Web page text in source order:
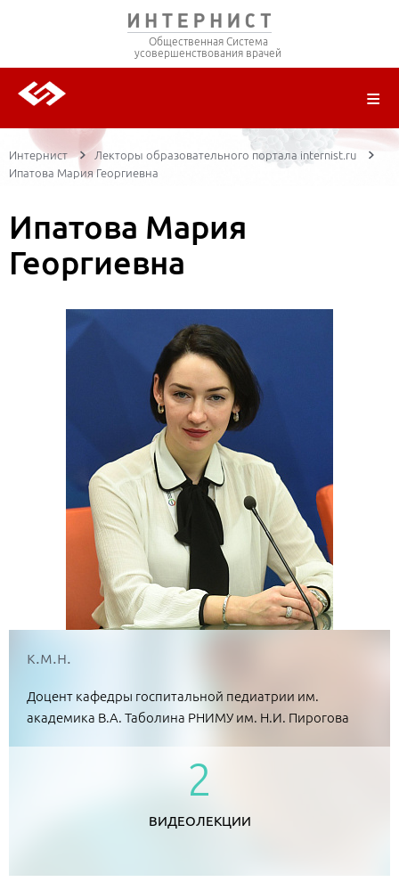
Общественная Система
усовершенствования врачей
ЦИКЛЫ ПЕРЕДАЧ
Интернист
Лекторы образовательного портала internist.ru
Ипатова Мария Георгиевна
Ипатова Мария
Георгиевна
к.м.н.
Доцент кафедры госпитальной педиатрии им.
академика В.А. Таболина РНИМУ им. Н.И. Пирогова
2
ВИДЕОЛЕКЦИИ